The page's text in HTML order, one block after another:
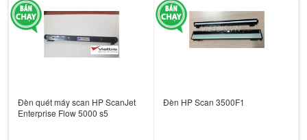
Đèn quét máy scan HP ScanJet
Enterprise Flow 5000 s5
Đèn HP Scan 3500F1